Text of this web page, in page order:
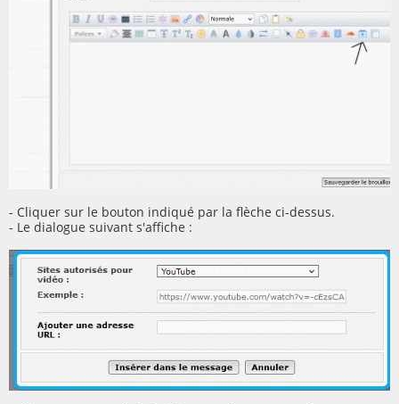
- Cliquer sur le bouton indiqué par la flèche ci-dessus.
- Le dialogue suivant s'affiche :